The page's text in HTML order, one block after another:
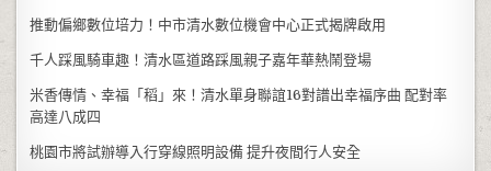
推動偏鄉數位培力！中市清水數位機會中心正式揭牌啟用
千人踩風騎車趣！清水區道路踩風親子嘉年華熱鬧登場
米香傳情、幸福「稻」來！清水單身聯誼16對譜出幸福序曲 配對率
高達八成四
桃園市將試辦導入行穿線照明設備 提升夜間行人安全